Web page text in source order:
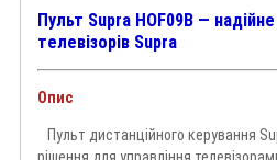
Пульт Supra HOF09B —
телевізорів Supra
Опис
Пульт дистанційного керування